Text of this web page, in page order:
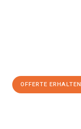
OFFERTE ERHALTEN